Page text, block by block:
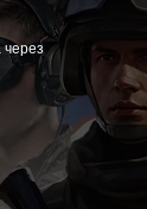
через